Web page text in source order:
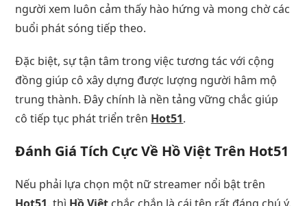
người xem luôn cảm thấy hào hứng và mong chờ các
buổi phát sóng tiếp theo.
Đặc biệt, sự tận tâm trong việc tương tác với cộng
đồng giúp cô xây dựng được lượng người hâm mộ
trung thành. Đây chính là nền tảng vững chắc giúp
cô tiếp tục phát triển trên Hot51.
Đánh Giá Tích Cực Về Hồ Việt Trên Hot51
Nếu phải lựa chọn một nữ streamer nổi bật trên